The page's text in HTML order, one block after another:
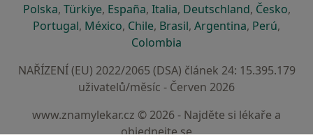
Polskase otevře v nové záložce
, Türkiyese otevře v nové záložce
, Españase otevře v nové záložce
, Italiase otevře v nové záložce
, Deutschlandse otevře v
, Českose
,
Portugalse otevře v nové záložce
, Méxicose otevře v nové záložce
, Chilese otevře v nové záložce
, Brasilse otevře v nové
, Argentinase otevře v
, Perúse
,
Colombia
NAŘÍZENÍ (EU) 2022/2065 (DSA) článek 24: 15.395.179
uživatelů/měsíc - Červen 2026
www.znamylekar.cz © 2026 - Najděte si lékaře a
objednejte se